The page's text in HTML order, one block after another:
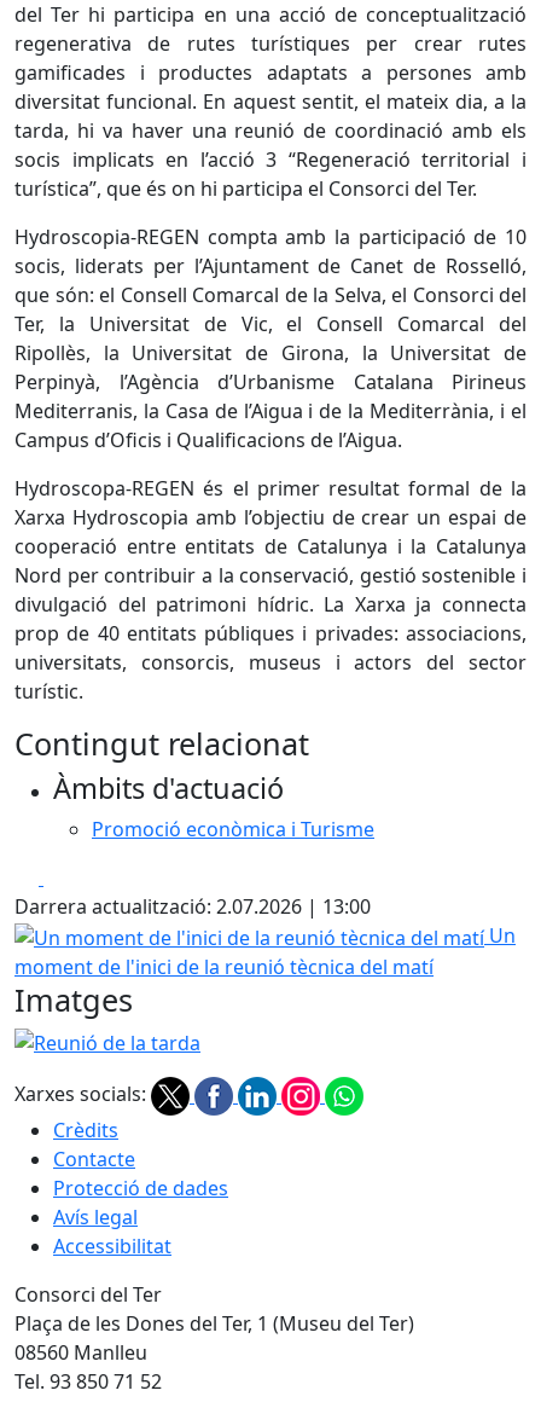
del Ter hi participa en una acció de conceptualització
regenerativa de rutes turístiques per crear rutes
gamificades i productes adaptats a persones amb
diversitat funcional. En aquest sentit, el mateix dia, a la
tarda, hi va haver una reunió de coordinació amb els
socis implicats en l’acció 3 “Regeneració territorial i
turística”, que és on hi participa el Consorci del Ter.
Hydroscopia-REGEN compta amb la participació de 10
socis, liderats per l’Ajuntament de Canet de Rosselló,
que són: el Consell Comarcal de la Selva, el Consorci del
Ter, la Universitat de Vic, el Consell Comarcal del
Ripollès, la Universitat de Girona, la Universitat de
Perpinyà, l’Agència d’Urbanisme Catalana Pirineus
Mediterranis, la Casa de l’Aigua i de la Mediterrània, i el
Campus d’Oficis i Qualificacions de l’Aigua.
Hydroscopa-REGEN és el primer resultat formal de la
Xarxa Hydroscopia amb l’objectiu de crear un espai de
cooperació entre entitats de Catalunya i la Catalunya
Nord per contribuir a la conservació, gestió sostenible i
divulgació del patrimoni hídric. La Xarxa ja connecta
prop de 40 entitats públiques i privades: associacions,
universitats, consorcis, museus i actors del sector
turístic.
Contingut relacionat
Àmbits d'actuació
Promoció econòmica i Turisme
Darrera actualització: 2.07.2026 | 13:00
Un moment de l'inici de la reunió tècnica del matí
Un
moment de l'inici de la reunió tècnica del matí
Imatges
Reunió de la tarda
Xarxes socials:
Crèdits
Contacte
Protecció de dades
Avís legal
Accessibilitat
Consorci del Ter
Plaça de les Dones del Ter, 1 (Museu del Ter)
08560 Manlleu
Tel. 93 850 71 52